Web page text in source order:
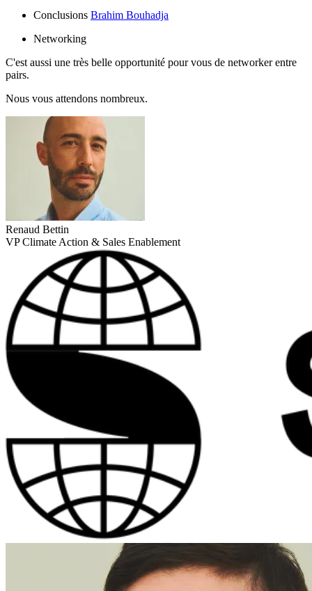
Conclusions Brahim Bouhadja
Networking
C'est aussi une très belle opportunité pour vous de networker entre
pairs.
Nous vous attendons nombreux.
Renaud Bettin
VP Climate Action & Sales Enablement